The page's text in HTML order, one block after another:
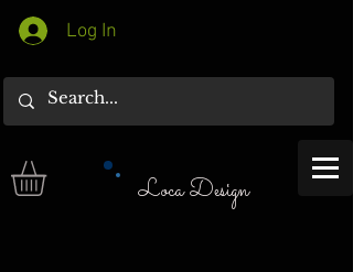
Log In
Loca Design